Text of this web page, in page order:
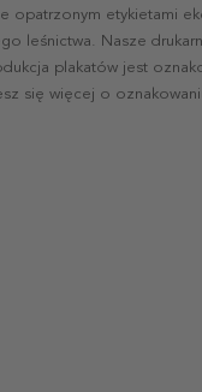
opatrzonym etykietami
leśnictwa. Nasze
plakatów jest
się więcej o